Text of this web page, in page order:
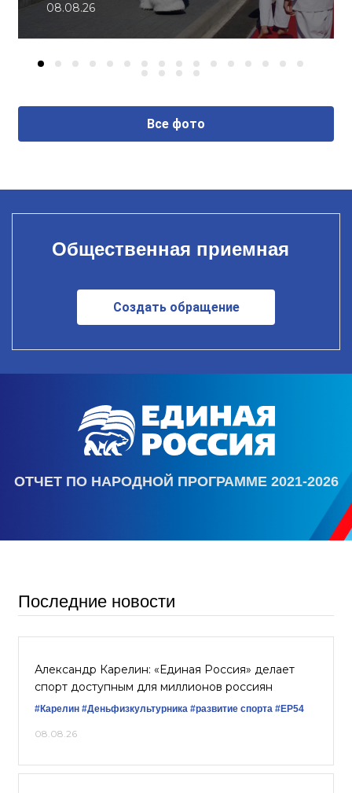
08.08.26
Все фото
Общественная приемная
Создать обращение
ОТЧЕТ ПО НАРОДНОЙ ПРОГРАММЕ 2021-2026
Последние новости
Александр Карелин: «Единая Россия» делает
спорт доступным для миллионов россиян
#Карелин #Деньфизкультурника #развитие спорта #ЕР54
08.08.26